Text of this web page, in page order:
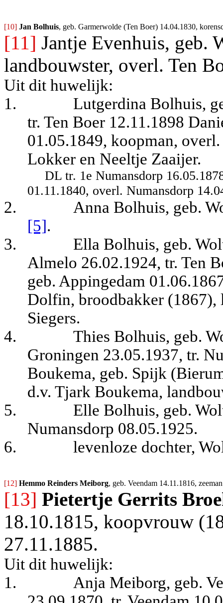
[10] Jan Bolhuis, geb. Garmerwolde (Ten Boer) 14.04.1830,
[11] Jantje Evenhuis, geb.
landbouwster, overl. Ten
Uit dit huwelijk:
1.
Lutgerdina Bolhuis,
tr. Ten Boer 12.11.1898
01.05.1849, koopman,
Lokker en Neeltje Zaaijer.
DL tr. 1e Numansdorp
01.11.1840, overl. Numansdorp
2.
Anna Bolhuis, geb.
[5].
3.
Ella Bolhuis, geb.
Almelo 26.02.1924, tr. Ten
geb. Appingedam
Dolfin, broodbakker (1867),
Siegers.
4.
Thies Bolhuis, geb.
Groningen 23.05.1937, tr.
Boukema, geb. Spijk
d.v. Tjark Boukema,
5.
Elle Bolhuis, geb.
Numansdorp 08.05.1925.
6.
levenloze dochter,
[12] Hemmo Reinders Meiborg, geb. Veendam 14.11.1816,
[13] Pietertje Gerrits
18.10.1815, koopvrouw
27.11.1885.
Uit dit huwelijk:
1.
Anja Meiborg, geb.